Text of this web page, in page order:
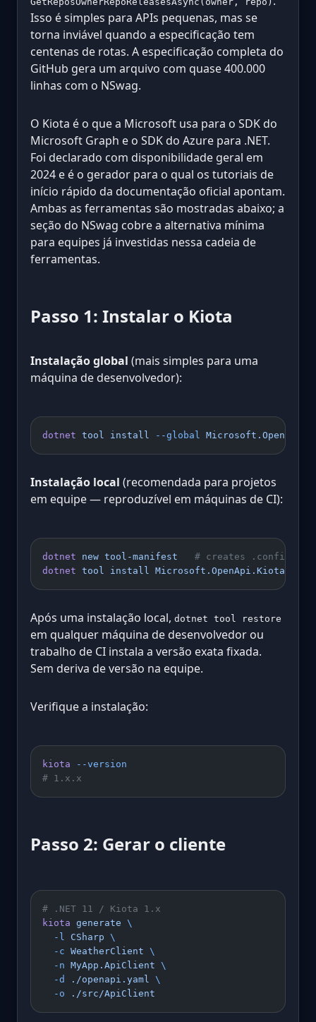
Isso é simples para APIs pequenas, mas se
torna inviável quando a especificação tem
centenas de rotas. A especificação completa do
GitHub gera um arquivo com quase 400.000
linhas com o NSwag.
O Kiota é o que a Microsoft usa para o SDK do
Microsoft Graph e o SDK do Azure para .NET.
Foi declarado com disponibilidade geral em
2024 e é o gerador para o qual os tutoriais de
início rápido da documentação oficial apontam.
Ambas as ferramentas são mostradas abaixo; a
seção do NSwag cobre a alternativa mínima
para equipes já investidas nessa cadeia de
ferramentas.
Passo 1: Instalar o Kiota
Instalação global (mais simples para uma
máquina de desenvolvedor):
dotnet tool install --global
Instalação local (recomendada para projetos
em equipe — reproduzível em máquinas de CI):
dotnet new tool-manifest
# creates .config/
dotnet tool install Microsoft.OpenApi.Kiota
Após uma instalação local, dotnet tool restore
em qualquer máquina de desenvolvedor ou
trabalho de CI instala a versão exata fixada.
Sem deriva de versão na equipe.
Verifique a instalação:
kiota --version
# 1.x.x
Passo 2: Gerar o cliente
# .NET 11 / Kiota 1.x
kiota generate \
  -l
CSharp \
  -c
WeatherClient \
  -n
MyApp.ApiClient \
  -d
./openapi.yaml \
  -o
./src/ApiClient